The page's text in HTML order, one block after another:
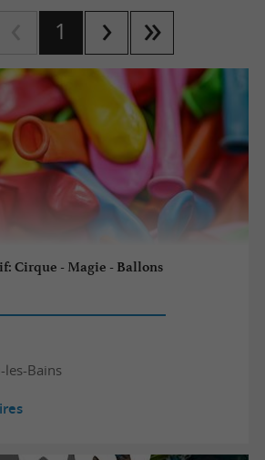
1
Cirque - Magie - Ballons
les-Bains